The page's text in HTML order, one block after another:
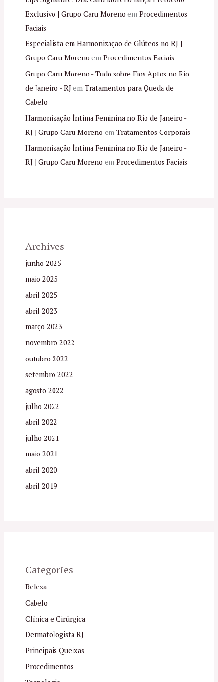
Exclusivo | Grupo Caru Moreno em Procedimentos
Faciais
Especialista em Harmonização de Glúteos no RJ |
Grupo Caru Moreno em Procedimentos Faciais
Grupo Caru Moreno - Tudo sobre Fios Aptos no Rio
de Janeiro - RJem Tratamentos para Queda de
Cabelo
Harmonização Íntima Feminina no Rio de Janeiro -
RJ | Grupo Caru Moreno em Tratamentos Corporais
Harmonização Íntima Feminina no Rio de Janeiro -
RJ | Grupo Caru Moreno em Procedimentos Faciais
Archives
junho 2025
maio 2025
abril 2025
abril 2023
março 2023
novembro 2022
outubro 2022
setembro 2022
agosto 2022
julho 2022
abril 2022
julho 2021
maio 2021
abril 2020
abril 2019
Categories
Beleza
Cabelo
Clínica e Cirúrgica
Dermatologista RJ
Principais Queixas
Procedimentos